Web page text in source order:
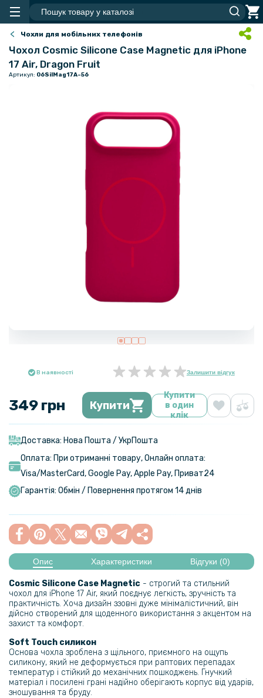
Чохли для мобільних телефонів
Чохол Cosmic Silicone Case Magnetic для iPhone
17 Air, Dragon Fruit
Артикул: 06SilMag17A-56
В наявності Залишити відгук
349 грн Купити
Купити
в один
клік
Доставка: Нова Пошта / УкрПошта
Оплата: При отриманні товару, Онлайн оплата:
Visa/MasterСard, Google Pay, Apple Pay, Приват24
Гарантія: Обмін / Повернення протягом 14 днів
Опис Характеристики Відгуки (0)
Cosmic Silicone Case Magnetic - строгий та стильний
чохол для iPhone 17 Air, який поєднує легкість, зручність та
практичність. Хоча дизайн ззовні дуже мінімалістичний, він
дійсно створений для щоденного використання з акцентом на
захист та комфорт.
Soft Touch силикон
Основа чохла зроблена з щільного, приємного на ощупь
силикону, який не деформується при раптових перепадах
температур і стійкий до механічних пошкоджень. Гнучкий
матеріал і посилені грані надійно оберігають корпус від ударів,
зношування та бруду.